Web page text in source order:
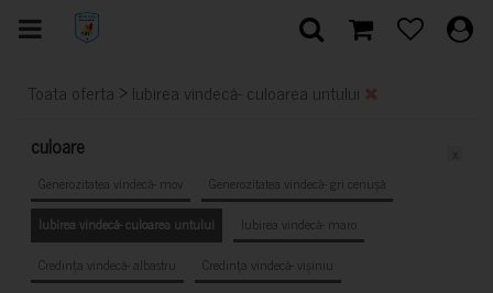
Toata oferta > Iubirea vindecă- culoarea untului
culoare
Generozitatea vindecă- mov
Generozitatea vindecă- gri cenușă
Iubirea vindecă- culoarea untului
Iubirea vindecă- maro
Credința vindecă- albastru
Credința vindecă- vișiniu